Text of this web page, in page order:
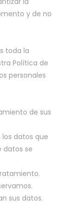
y de no
toda la
Política de
personales
de sus
datos que
datos se
sus datos.